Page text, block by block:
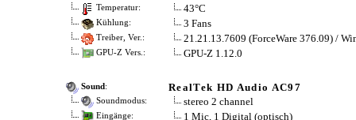
Temperatur: 43°C
Kühlung: 3 Fans
Treiber, Ver.: 21.21.13.7609 (ForceWare 376.09) /
GPU-Z Vers.: GPU-Z 1.12.0
Sound: RealTek HD Audio AC97
Soundmodus: stereo 2 channel
Eingänge: 1 Mic, 1 Digital (optisch)